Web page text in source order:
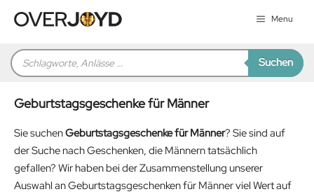
Inhalt
Menu
Products
search Suchen
Geburtstagsgeschenke für Männer
Sie suchenGeburtstagsgeschenke für Männer? Sie sind auf
der Suche nach Geschenken, die Männern tatsächlich
gefallen? Wir haben bei der Zusammenstellung unserer
Auswahl an Geburtstagsgeschenken für Männer viel Wert auf